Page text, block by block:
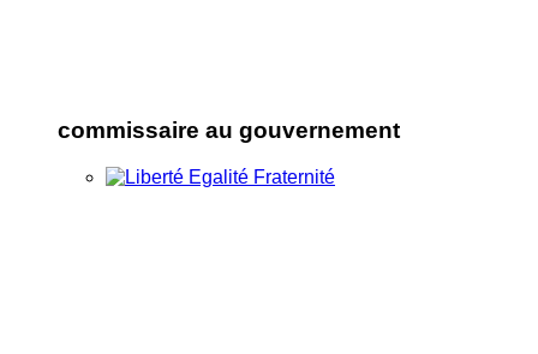
commissaire au gouvernement